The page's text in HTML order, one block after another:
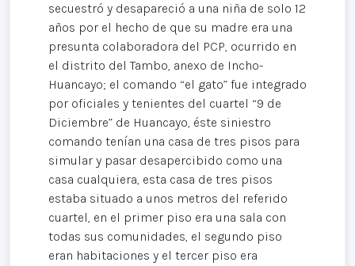
secuestró y desapareció a una niña de solo 12
años por el hecho de que su madre era una
presunta colaboradora del PCP, ocurrido en
el distrito del Tambo, anexo de Incho-
Huancayo; el comando “el gato” fue integrado
por oficiales y tenientes del cuartel “9 de
Diciembre” de Huancayo, éste siniestro
comando tenían una casa de tres pisos para
simular y pasar desapercibido como una
casa cualquiera, esta casa de tres pisos
estaba situado a unos metros del referido
cuartel, en el primer piso era una sala con
todas sus comunidades, el segundo piso
eran habitaciones y el tercer piso era